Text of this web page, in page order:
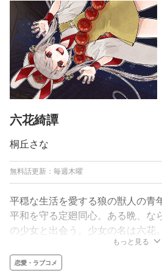
六花綺譚
桐丘さな
無料話更新：毎週木曜
平穏な生活を愛する狼の獣人の青
平和を守る定廻同心。ある晩、な
の少女と出会う。少女の名は六花
たお姫様で大きな秘密を持つが故
を偶然助けた十真は成り行きで匿
もっと見る
恋愛・ラブコメ